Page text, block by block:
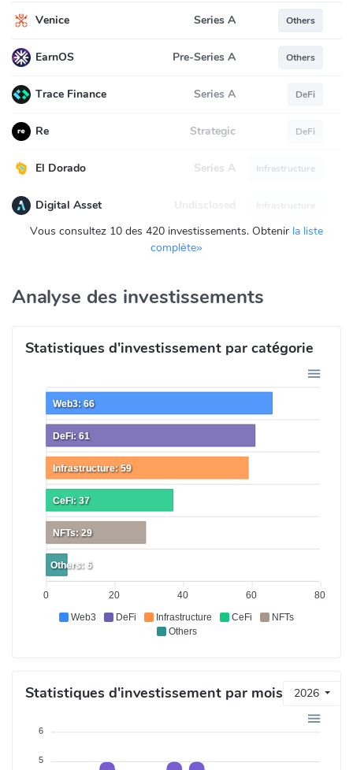
Vous consultez 10 des 420 investissements. Obtenir la liste
complète»
Venice Series A Others
EarnOS Pre-Series A Others
Trace Finance Series A DeFi
Re Strategic DeFi
El Dorado Series A Infrastructure
Digital Asset
Charger plus
Analyse des investissements
Statistiques d'investissement par catégorie
Web3 DeFi Infrastructure CeFi
NFTs
Others
80
60
40
20
0
Web3: 66
DeFi: 61
Infrastructure: 59
CeFi: 37
NFTs: 29
Others: 6
Statistiques d'investissement par mois 2026
6
5